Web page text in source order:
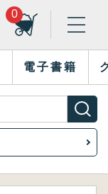
0
電子書籍